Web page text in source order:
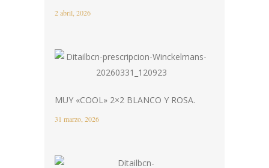
2 abril, 2026
MUY «COOL» 2×2 BLANCO Y ROSA.
31 marzo, 2026